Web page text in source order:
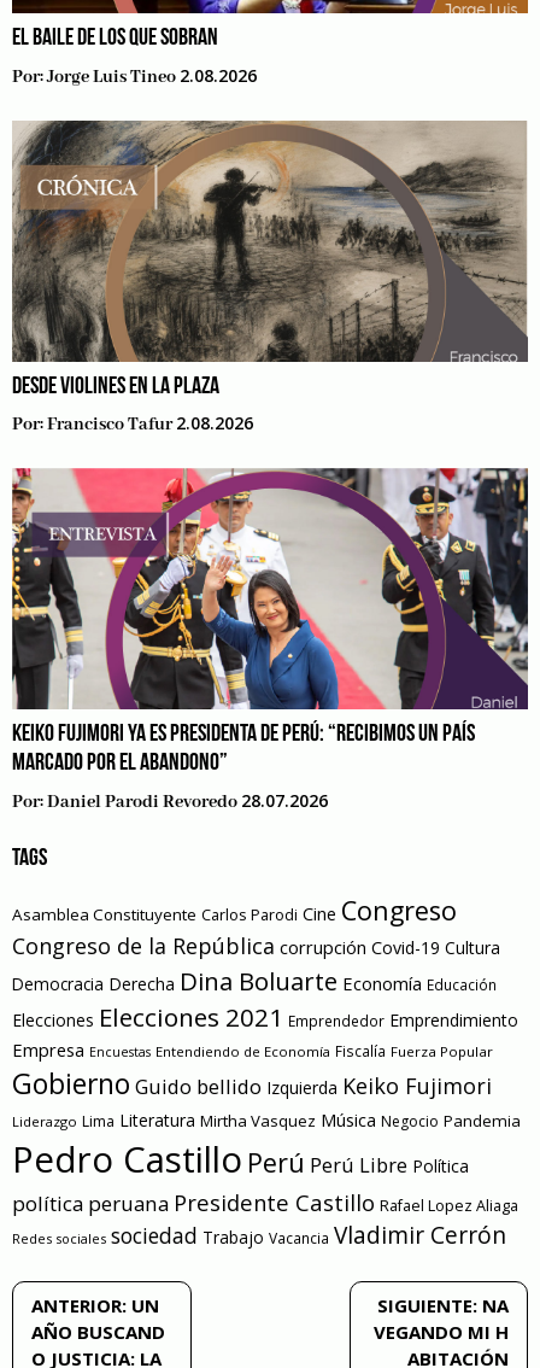
EL BAILE DE LOS QUE SOBRAN
Por:Jorge Luis Tineo 2.08.2026
DESDE VIOLINES EN LA PLAZA
Por:Francisco Tafur 2.08.2026
KEIKO FUJIMORI YA ES PRESIDENTA DE PERÚ: “RECIBIMOS UN PAÍS
MARCADO POR EL ABANDONO”
Por:Daniel Parodi Revoredo 28.07.2026
TAGS
Asamblea Constituyente Carlos Parodi Cine Congreso
Congreso de la República corrupción Covid-19 Cultura
Democracia Derecha Dina Boluarte Economía Educación
Elecciones Elecciones 2021 Emprendedor Emprendimiento
Empresa Encuestas Entendiendo de Economía Fiscalía Fuerza Popular
Gobierno Guido bellido Izquierda Keiko Fujimori
Liderazgo Lima Literatura Mirtha Vasquez Música Negocio Pandemia
Pedro Castillo Perú Perú Libre Política
política peruana Presidente Castillo Rafael Lopez Aliaga
Redes sociales sociedad Trabajo Vacancia Vladimir Cerrón
Navegación
de
ANTERIOR: UN
AÑO BUSCAND
O JUSTICIA: LA
SIGUIENTE: NA
VEGANDO MI H
ABITACIÓN